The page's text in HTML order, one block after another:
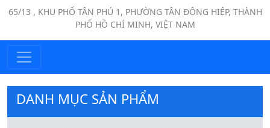
65/13 , KHU PHỐ TÂN PHÚ 1, PHƯỜNG TÂN ĐÔNG HIỆP, THÀNH
PHỐ HỒ CHÍ MINH, VIỆT NAM
DANH MỤC SẢN PHẨM